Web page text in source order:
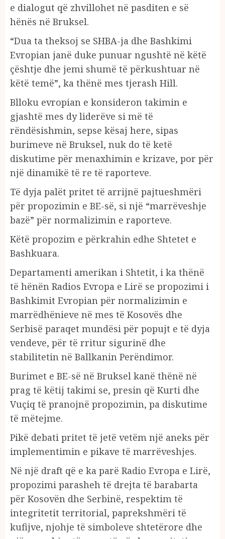
e dialogut që zhvillohet në pasditen e së
hënës në Bruksel.
“Dua ta theksoj se SHBA-ja dhe Bashkimi
Evropian janë duke punuar ngushtë në këtë
çështje dhe jemi shumë të përkushtuar në
këtë temë”, ka thënë mes tjerash Hill.
Blloku evropian e konsideron takimin e
gjashtë mes dy liderëve si më të
rëndësishmin, sepse kësaj here, sipas
burimeve në Bruksel, nuk do të ketë
diskutime për menaxhimin e krizave, por për
një dinamikë të re të raporteve.
Të dyja palët pritet të arrijnë pajtueshmëri
për propozimin e BE-së, si një “marrëveshje
bazë” për normalizimin e raporteve.
Këtë propozim e përkrahin edhe Shtetet e
Bashkuara.
Departamenti amerikan i Shtetit, i ka thënë
të hënën Radios Evropa e Lirë se propozimi i
Bashkimit Evropian për normalizimin e
marrëdhënieve në mes të Kosovës dhe
Serbisë paraqet mundësi për popujt e të dyja
vendeve, për të rritur sigurinë dhe
stabilitetin në Ballkanin Perëndimor.
Burimet e BE-së në Bruksel kanë thënë në
prag të këtij takimi se, presin që Kurti dhe
Vuçiq të pranojnë propozimin, pa diskutime
të mëtejme.
Pikë debati pritet të jetë vetëm një aneks për
implementimin e pikave të marrëveshjes.
Në një draft që e ka parë Radio Evropa e Lirë,
propozimi parasheh të drejta të barabarta
për Kosovën dhe Serbinë, respektim të
integritetit territorial, paprekshmëri të
kufijve, njohje të simboleve shtetërore dhe